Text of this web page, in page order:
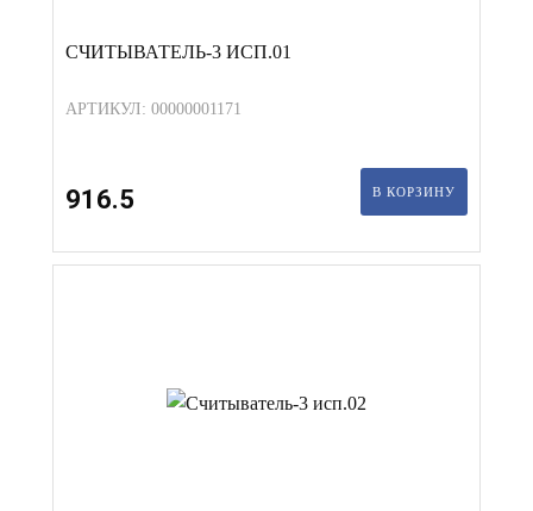
СЧИТЫВАТЕЛЬ-3 ИСП.01
АРТИКУЛ: 00000001171
916.5 В КОРЗИНУ